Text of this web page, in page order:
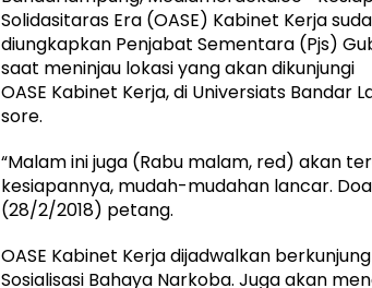
Solidasitaras Era (OASE) Kabinet Kerja
diungkapkan Penjabat Sementara (Pjs)
saat meninjau lokasi yang akan dikunjungi
OASE Kabinet Kerja, di Universiats Bandar
sore.
“Malam ini juga (Rabu malam, red) akan
kesiapannya, mudah-mudahan lancar.
(28/2/2018) petang.
OASE Kabinet Kerja dijadwalkan
Sosialisasi Bahaya Narkoba. Juga akan